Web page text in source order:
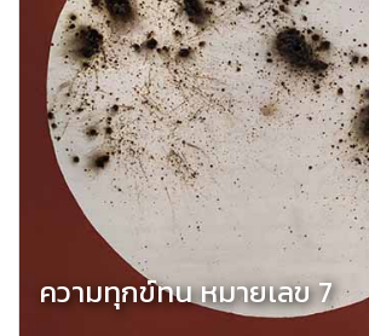
ความทุกข์ทน หมายเลข 7